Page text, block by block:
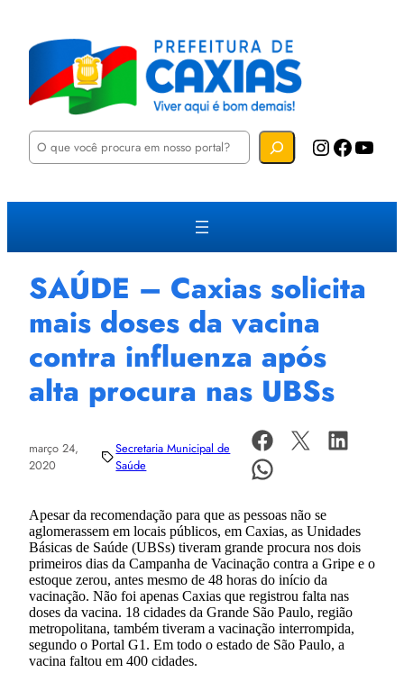
P
u
a
Instagram Facebook YouTube
SAÚDE – Caxias solicita
mais doses da vacina
contra influenza após
alta procura nas UBSs
março 24,
2020
Secretaria Municipal de
Saúde
Apesar da recomendação para que as pessoas não se
aglomerassem em locais públicos, em Caxias, as Unidades
Básicas de Saúde (UBSs) tiveram grande procura nos dois
primeiros dias da Campanha de Vacinação contra a Gripe e o
estoque zerou, antes mesmo de 48 horas do início da
vacinação. Não foi apenas Caxias que registrou falta nas
doses da vacina. 18 cidades da Grande São Paulo, região
metropolitana, também tiveram a vacinação interrompida,
segundo o Portal G1. Em todo o estado de São Paulo, a
vacina faltou em 400 cidades.